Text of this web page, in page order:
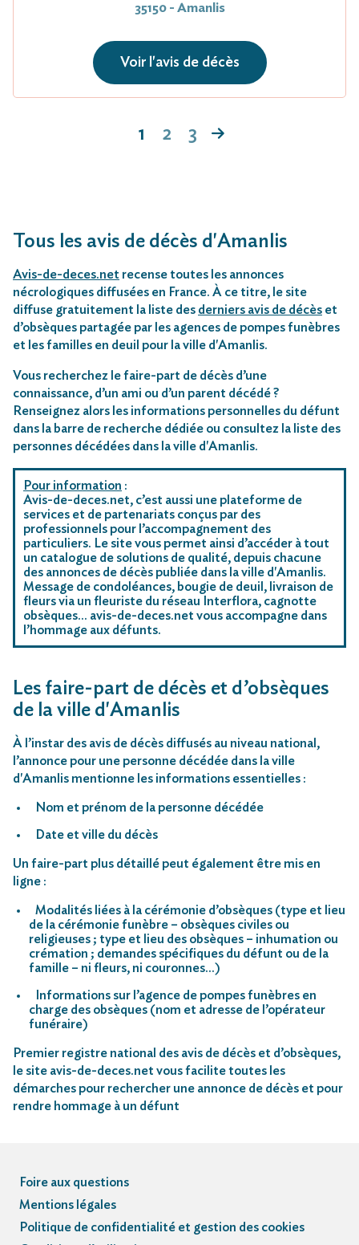
35150 - Amanlis
Voir l'avis de décès
1 2 3
Tous les avis de décès d'Amanlis
Avis-de-deces.net recense toutes les annonces
nécrologiques diffusées en France. À ce titre, le site
diffuse gratuitement la liste des derniers avis de décès et
d’obsèques partagée par les agences de pompes funèbres
et les familles en deuil pour la ville d'Amanlis.
Vous recherchez le faire-part de décès d’une
connaissance, d’un ami ou d’un parent décédé ?
Renseignez alors les informations personnelles du défunt
dans la barre de recherche dédiée ou consultez la liste des
personnes décédées dans la ville d'Amanlis.
Pour information :
Avis-de-deces.net, c’est aussi une plateforme de
services et de partenariats conçus par des
professionnels pour l’accompagnement des
particuliers. Le site vous permet ainsi d’accéder à tout
un catalogue de solutions de qualité, depuis chacune
des annonces de décès publiée dans la ville d'Amanlis.
Message de condoléances, bougie de deuil, livraison de
fleurs via un fleuriste du réseau Interflora, cagnotte
obsèques… avis-de-deces.net vous accompagne dans
l’hommage aux défunts.
Les faire-part de décès et d’obsèques
de la ville d'Amanlis
À l’instar des avis de décès diffusés au niveau national,
l’annonce pour une personne décédée dans la ville
d'Amanlis mentionne les informations essentielles :
Nom et prénom de la personne décédée
Date et ville du décès
Un faire-part plus détaillé peut également être mis en
ligne :
Modalités liées à la cérémonie d’obsèques (type et lieu
de la cérémonie funèbre – obsèques civiles ou
religieuses ; type et lieu des obsèques – inhumation ou
crémation ; demandes spécifiques du défunt ou de la
famille – ni fleurs, ni couronnes…)
Informations sur l’agence de pompes funèbres en
charge des obsèques (nom et adresse de l’opérateur
funéraire)
Premier registre national des avis de décès et d’obsèques,
le site avis-de-deces.net vous facilite toutes les
démarches pour rechercher une annonce de décès et pour
rendre hommage à un défunt
Foire aux questions
Mentions légales
Politique de confidentialité et gestion des cookies